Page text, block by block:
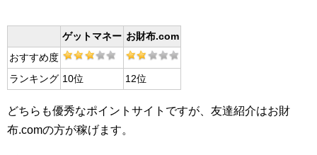
ゲットマネー お財布.com
おすすめ度
ランキング 10位 12位
どちらも優秀なポイントサイトですが、友達紹介はお財
布.comの方が稼げます。